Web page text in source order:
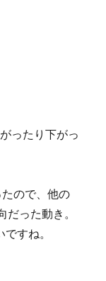
ったり下がっ
たので、他の
った動き。
すね。